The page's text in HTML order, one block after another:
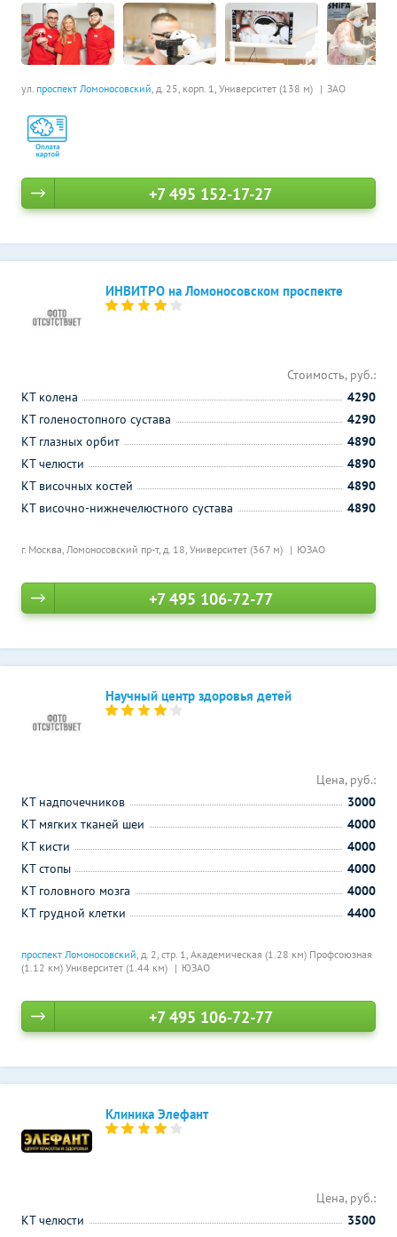
ул. проспект Ломоносовский, д. 25, корп. 1, Университет (138 м) ЗАО
+7 495 152-17-27
ИНВИТРО на Ломоносовском проспекте
г. Москва, Ломоносовский пр-т, д. 18, Университет (367 м) ЮЗАО
Стоимость, руб.:
КТ колена
4290
КТ голеностопного сустава
4290
КТ глазных орбит
4890
КТ челюсти
4890
КТ височных костей
4890
КТ височно-нижнечелюстного сустава
4890
+7 495 106-72-77
Научный центр здоровья детей
проспект Ломоносовский, д. 2, стр. 1, Академическая (1.28 км) Профсоюзная
(1.12 км) Университет (1.44 км) ЮЗАО
Цена, руб.:
КТ надпочечников
3000
КТ мягких тканей шеи
4000
КТ кисти
4000
КТ стопы
4000
КТ головного мозга
4000
КТ грудной клетки
4400
+7 495 106-72-77
Клиника Элефант
Цена, руб.:
КТ челюсти
3500